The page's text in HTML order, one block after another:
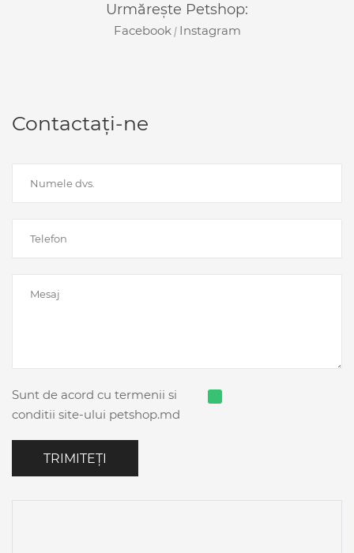
Urmărește Petshop:
Facebook| Instagram
Contactați-ne
Sunt de acord cu termenii si
conditii site-ului petshop.md
TRIMITEȚI